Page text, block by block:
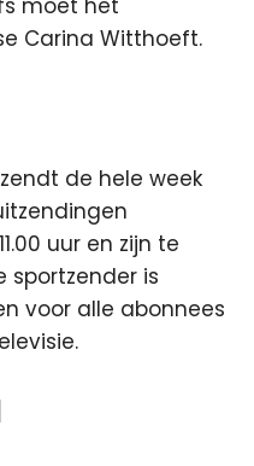
moet het
Carina Witthoeft.
de hele week
uur en zijn te
sportzender is
voor alle abonnees